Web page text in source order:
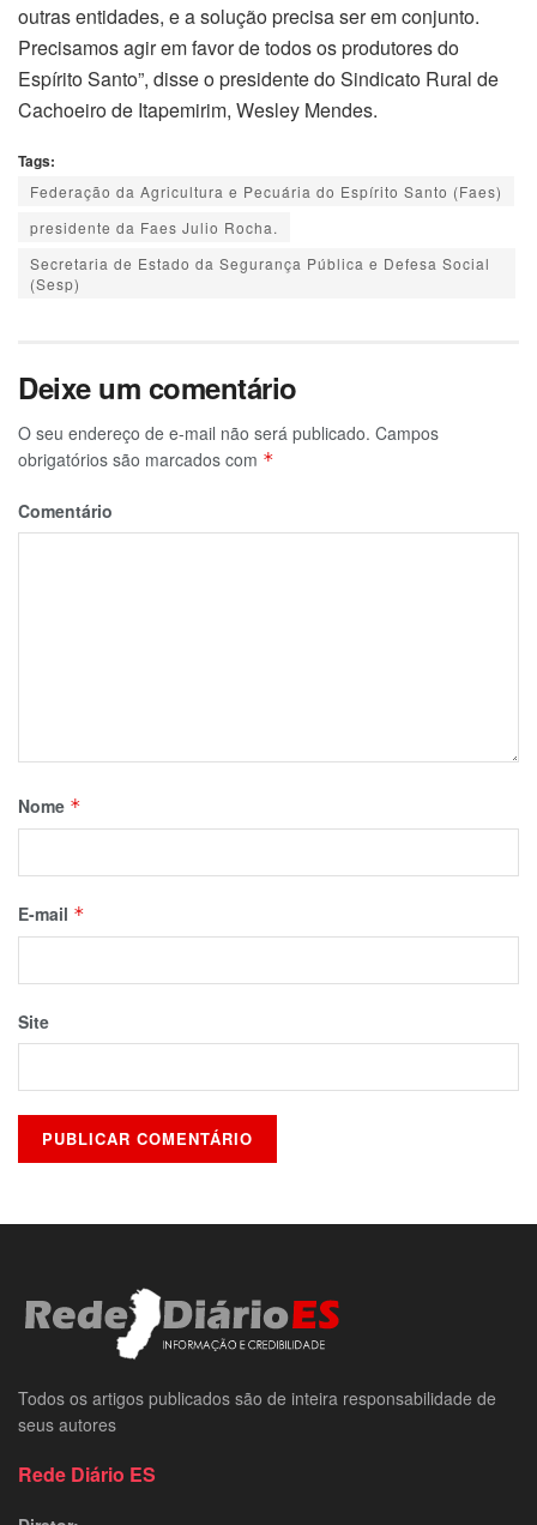
outras entidades, e a solução precisa ser em conjunto.
Precisamos agir em favor de todos os produtores do
Espírito Santo”, disse o presidente do Sindicato Rural de
Cachoeiro de Itapemirim, Wesley Mendes.
Tags:
Federação da Agricultura e Pecuária do Espírito Santo (Faes)
presidente da Faes Julio Rocha.
Secretaria de Estado da Segurança Pública e Defesa Social
(Sesp)
Deixe um comentário
O seu endereço de e-mail não será publicado. Campos
obrigatórios são marcados com *
Comentário
Nome *
E-mail *
Site
Todos os artigos publicados são de inteira responsabilidade de
seus autores
Rede Diário ES